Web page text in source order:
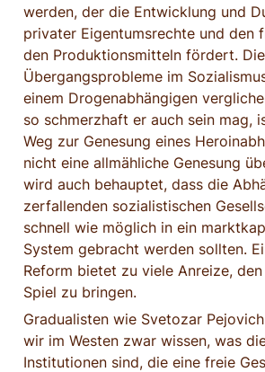
werden, der die Entwicklung und
privater Eigentumsrechte und den
den Produktionsmitteln fördert. Die
Übergangsprobleme im
einem Drogenabhängigen
so schmerzhaft er auch sein mag,
Weg zur Genesung eines
nicht eine allmähliche Genesung
wird auch behauptet, dass die
zerfallenden sozialistischen
schnell wie möglich in ein
System gebracht werden sollten.
Reform bietet zu viele Anreize,
Spiel zu bringen.
Gradualisten wie Svetozar
wir im Westen zwar wissen, was
Institutionen sind, die eine freie